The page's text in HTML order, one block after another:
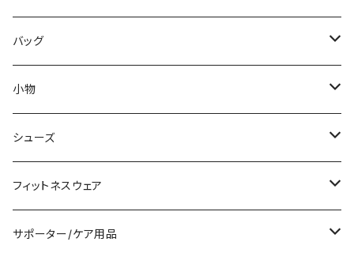
その他
その他
袖付き
ノースリーブ
パンツドレス
ナイトドレス
その他
その他
ブレスレット
ピアス
コサージュ
リング
その他
ブラ/ブラトップ/ベアトップ
ショーツ
タンクトップ/キャミソール
半袖/5分
7分/長袖
バッグ
サブバッグ
クラッチバッグ
トートバッグ
ショルダーバッグ
小物
マフラー/スカーフ/ストール
財布
アクセサリーケース
シューズ
スニーカー
ブーツ
フィットネスウェア
セット販売
サポーター/ケア用品